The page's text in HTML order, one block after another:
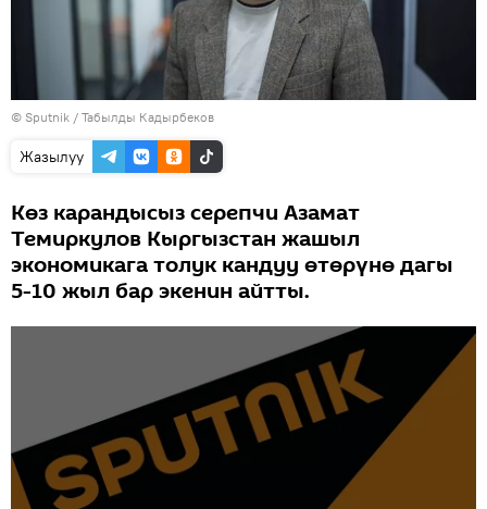
© Sputnik / Табылды Кадырбеков
Жазылуу
Көз карандысыз серепчи Азамат
Темиркулов Кыргызстан жашыл
экономикага толук кандуу өтөрүнө дагы
5-10 жыл бар экенин айтты.